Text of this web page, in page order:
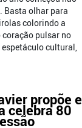
Basta olhar para
colorindo a
pulsar no
cultural,
propõe e
celebra 80